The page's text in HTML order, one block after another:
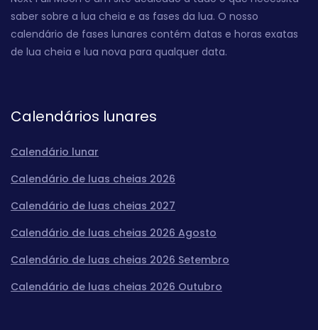
saber sobre a lua cheia e as fases da lua. O nosso
calendário de fases lunares contém datas e horas exatas
de lua cheia e lua nova para qualquer data.
Calendários lunares
Calendário lunar
Calendário de luas cheias 2026
Calendário de luas cheias 2027
Calendário de luas cheias 2026 Agosto
Calendário de luas cheias 2026 Setembro
Calendário de luas cheias 2026 Outubro